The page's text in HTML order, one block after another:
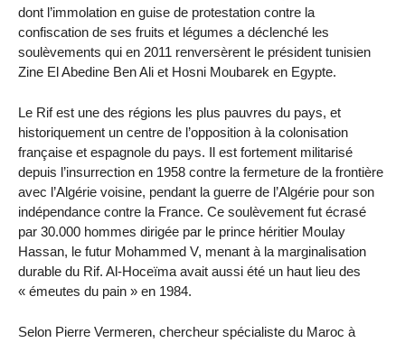
dont l’immolation en guise de protestation contre la
confiscation de ses fruits et légumes a déclenché les
soulèvements qui en 2011 renversèrent le président tunisien
Zine El Abedine Ben Ali et Hosni Moubarek en Egypte.
Le Rif est une des régions les plus pauvres du pays, et
historiquement un centre de l’opposition à la colonisation
française et espagnole du pays. Il est fortement militarisé
depuis l’insurrection en 1958 contre la fermeture de la frontière
avec l’Algérie voisine, pendant la guerre de l’Algérie pour son
indépendance contre la France. Ce soulèvement fut écrasé
par 30.000 hommes dirigée par le prince héritier Moulay
Hassan, le futur Mohammed V, menant à la marginalisation
durable du Rif. Al-Hoceïma avait aussi été un haut lieu des
« émeutes du pain » en 1984.
Selon Pierre Vermeren, chercheur spécialiste du Maroc à